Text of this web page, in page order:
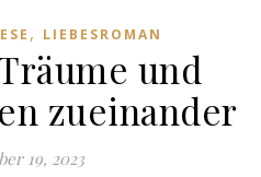
, LIEBESROMAN
und
zueinander
19, 2023